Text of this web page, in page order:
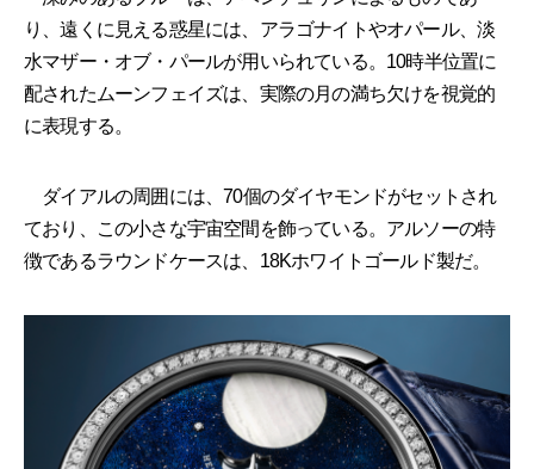
り、遠くに見える惑星には、アラゴナイトやオパール、淡
水マザー・オブ・パールが用いられている。10時半位置に
配されたムーンフェイズは、実際の月の満ち欠けを視覚的
に表現する。
ダイアルの周囲には、70個のダイヤモンドがセットされ
ており、この小さな宇宙空間を飾っている。アルソーの特
徴であるラウンドケースは、18Kホワイトゴールド製だ。